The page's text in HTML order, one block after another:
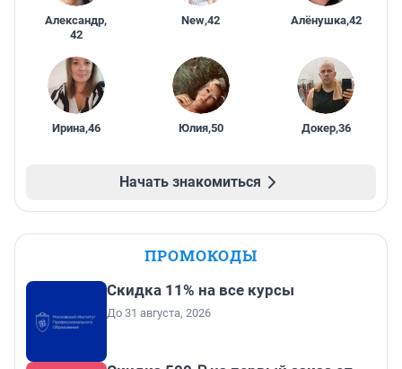
Александр,
42
New,42 Алёнушка,42
Ирина,46 Юлия,50 Докер,36
Начать знакомиться
ПРОМОКОДЫ
Скидка 11% на все курсы
До 31 августа, 2026